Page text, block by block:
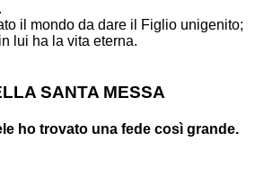
il mondo da dare il Figlio unigenito;
lui ha la vita eterna.
SANTA MESSA
ho trovato una fede così grande.